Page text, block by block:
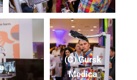
(C) Gursk
Medica